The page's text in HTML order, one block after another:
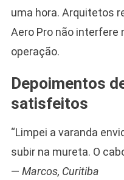
uma hora. Arquitetos
Aero Pro não
operação.
Depoimentos
satisfeitos
“Limpei a varanda
subir na mureta. O
— Marcos, Curitiba